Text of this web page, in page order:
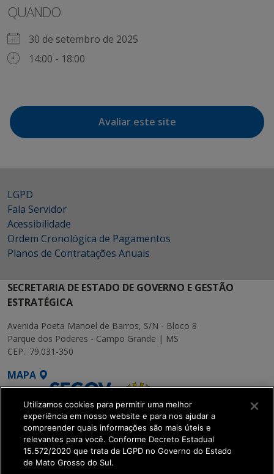
QUANDO
30 de setembro de 2025
14:00 - 18:00
Avaliar este site
LGPD
Fala Servidor
Acessibilidade
Ordem Cronológica de Pagamentos
Planos de Contratações Anuais
SECRETARIA DE ESTADO DE GOVERNO E GESTÃO
ESTRATÉGICA
Avenida Poeta Manoel de Barros, S/N - Bloco 8
Parque dos Poderes - Campo Grande | MS
CEP.: 79.031-350
MAPA
SETDIG | Secretaria-
Executiva de
Utilizamos cookies para permitir uma melhor
experiência em nosso website e para nos ajudar a
compreender quais informações são mais úteis e
relevantes para você. Conforme Decreto Estadual
15.572/2020 que trata da LGPD no Governo do Estado
de Mato Grosso do Sul.